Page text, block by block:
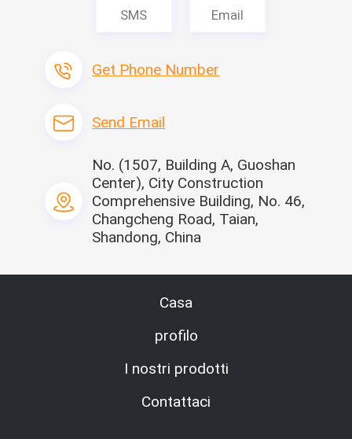
Modello di base
SMS Email
Get Phone Number
Send Email
No. (1507, Building A, Guoshan
Center), City Construction
Comprehensive Building, No. 46,
Changcheng Road, Taian,
Shandong, China
Casa
profilo
I nostri prodotti
Contattaci